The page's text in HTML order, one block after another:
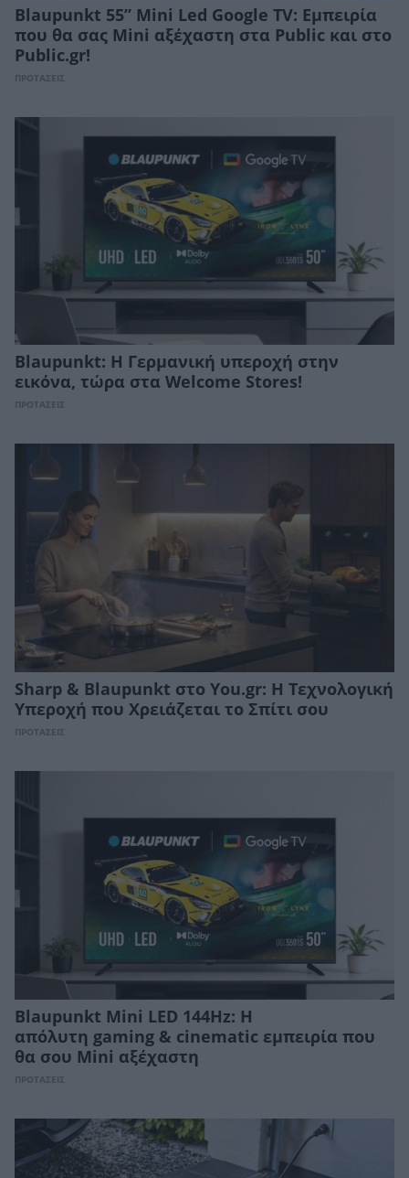
Blaupunkt 55” Mini Led Google TV: Εμπειρία
που θα σας Mini αξέχαστη στα Public και στο
Public.gr!
ΠΡΟΤΑΣΕΙΣ
Blaupunkt: Η Γερμανική υπεροχή στην
εικόνα, τώρα στα Welcome Stores!
ΠΡΟΤΑΣΕΙΣ
Sharp & Blaupunkt στο You.gr: Η Τεχνολογική
Υπεροχή που Χρειάζεται το Σπίτι σου
ΠΡΟΤΑΣΕΙΣ
Blaupunkt Mini LED 144Hz: Η
απόλυτη gaming & cinematic εμπειρία που
θα σου Mini αξέχαστη
ΠΡΟΤΑΣΕΙΣ